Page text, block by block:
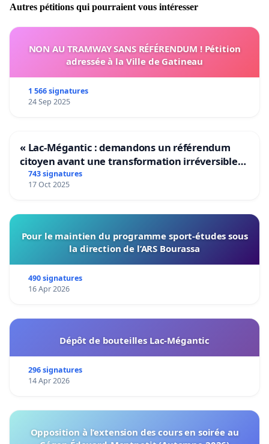
Autres pétitions qui pourraient vous intéresser
NON AU TRAMWAY SANS RÉFÉRENDUM ! Pétition
adressée à la Ville de Gatineau
1 566 signatures
24 Sep 2025
« Lac-Mégantic : demandons un référendum
citoyen avant une transformation irréversible
de notre territoire »
743 signatures
17 Oct 2025
Pour le maintien du programme sport-études sous
la direction de l’ARS Bourassa
490 signatures
16 Apr 2026
Dépôt de bouteilles Lac-Mégantic
296 signatures
14 Apr 2026
Opposition à l’extension des cours en soirée au